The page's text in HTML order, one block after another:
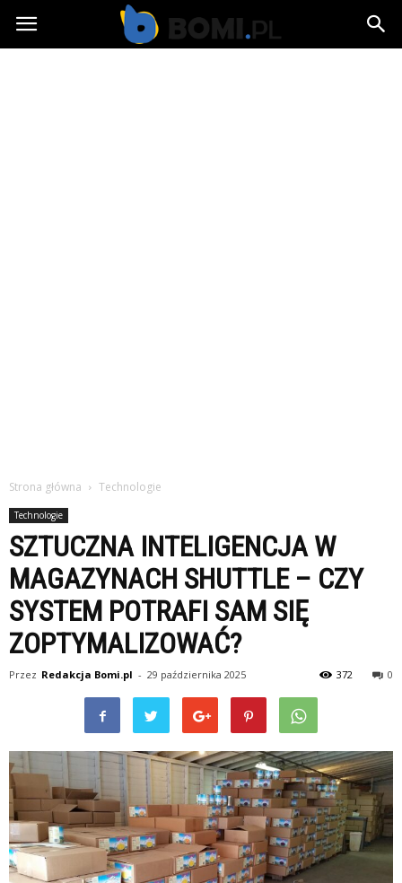
Bomi.pl
Strona główna Technologie
Technologie
SZTUCZNA INTELIGENCJA W
MAGAZYNACH SHUTTLE – CZY
SYSTEM POTRAFI SAM SIĘ
ZOPTYMALIZOWAĆ?
Przez Redakcja Bomi.pl - 29 października 2025 0
372